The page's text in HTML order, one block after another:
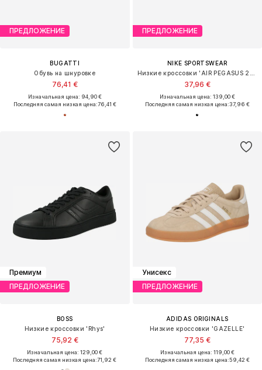
ПРЕДЛОЖЕНИЕ
BUGATTI
Обувь на шнуровке
76,41 €
Изначальная цена: 94,90 €
Последняя самая низкая цена:76,41 €
ПРЕДЛОЖЕНИЕ
NIKE SPORTSWEAR
37,96 €
Изначальная цена: 139,00 €
Последняя самая низкая цена:37,96 €
Премиум
ПРЕДЛОЖЕНИЕ
BOSS
Низкие кроссовки 'Rhys'
75,92 €
Изначальная цена: 129,00 €
Последняя самая низкая цена:71,92 €
Унисекс
ПРЕДЛОЖЕНИЕ
ADIDAS ORIGINALS
Низкие кроссовки 'GAZELLE'
77,35 €
Изначальная цена: 119,00 €
Последняя самая низкая цена:59,42 €